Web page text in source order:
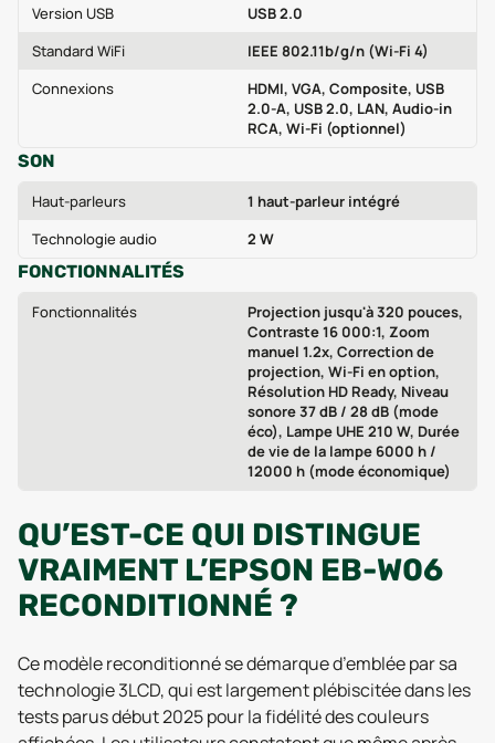
Version USB
USB 2.0
Standard WiFi
IEEE 802.11b/g/n (Wi‑Fi 4)
Connexions
HDMI, VGA, Composite, USB
2.0-A, USB 2.0, LAN, Audio-in
RCA, Wi‑Fi (optionnel)
SON
Haut-parleurs
1 haut-parleur intégré
Technologie audio
2 W
FONCTIONNALITÉS
Fonctionnalités
Projection jusqu'à 320 pouces,
Contraste 16 000:1, Zoom
manuel 1.2x, Correction de
projection, Wi‑Fi en option,
Résolution HD Ready, Niveau
sonore 37 dB / 28 dB (mode
éco), Lampe UHE 210 W, Durée
de vie de la lampe 6000 h /
12000 h (mode économique)
QU’EST-CE QUI DISTINGUE
VRAIMENT L’EPSON EB-W06
RECONDITIONNÉ ?
Ce modèle reconditionné se démarque d’emblée par sa
technologie 3LCD, qui est largement plébiscitée dans les
tests parus début 2025 pour la fidélité des couleurs